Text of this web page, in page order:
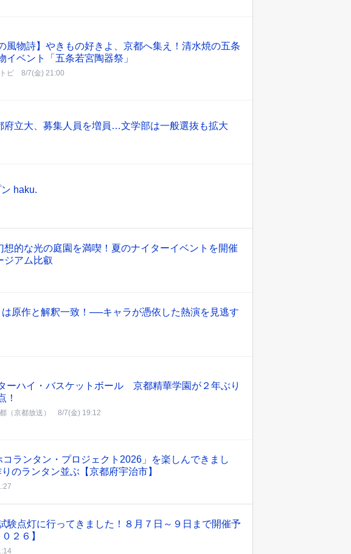
風物詩】やきもの好きよ、京都へ集え！清水焼の五条
イベント「五条若宮陶器祭」
ピ 8/7(金) 21:00
府立大、募集人員を増員…文学部は一般選抜も拡大
haku.
想的な光の庭園を満喫！夏のナイターイベントを開催
ジアム比叡
原作と解釈一致！──キャラが憑依した熱演を見逃す
ーハイ・バスケットボール 京都精華学園が２年ぶり
！
（京都放送） 8/7(金) 19:12
ランタン・プロジェクト2026」を楽しんできまし
のランタン並ぶ【京都府宇治市】
験点灯に行ってきました！８月７日～９日まで開催予
２６】